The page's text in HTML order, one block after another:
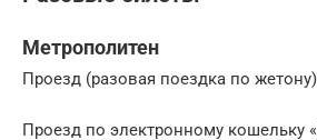
Метрополитен
Проезд (разовая поездка по
Проезд по электронному кошельку